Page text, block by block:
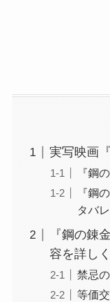
実写映画
『鋼
『鋼
タバ
『鋼の錬
容を詳し
禁忌
等価